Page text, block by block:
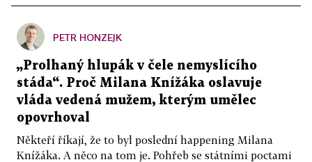
PETR HONZEJK
„Prolhaný hlupák v čele nemyslícího
stáda“. Proč Milana Knížáka oslavuje
vláda vedená mužem, kterým umělec
opovrhoval
Někteří říkají, že to byl poslední happening Milana
Knížáka. A něco na tom je. Pohřeb se státními poctami